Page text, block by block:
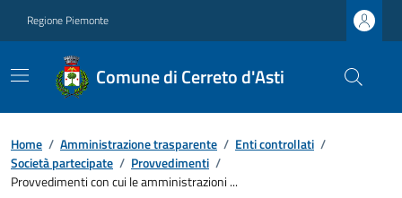
Regione Piemonte
Comune di Cerreto d'Asti
Home / Amministrazione trasparente / Enti controllati /
Società partecipate / Provvedimenti /
Provvedimenti con cui le amministrazioni ...